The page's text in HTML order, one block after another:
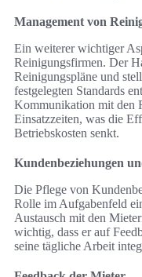
Management von
Ein weiterer wichtiger
Reinigungsfirmen. Der
Reinigungspläne und
festgelegten Standards
Kommunikation mit den
Einsatzzeiten, was die
Betriebskosten senkt.
Kundenbeziehungen
Die Pflege von
Rolle im Aufgabenfeld
Austausch mit den
wichtig, dass er auf
seine tägliche Arbeit